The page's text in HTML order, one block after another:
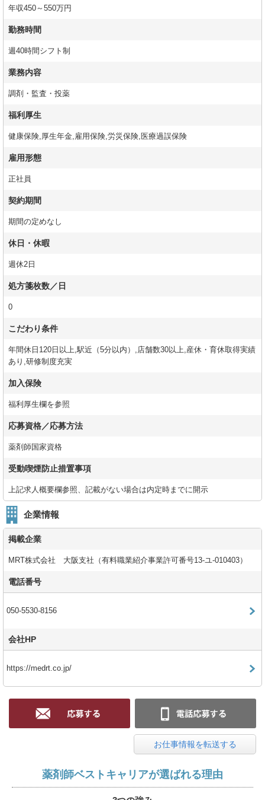
年収450～550万円
勤務時間
週40時間シフト制
業務内容
調剤・監査・投薬
福利厚生
健康保険,厚生年金,雇用保険,労災保険,医療過誤保険
雇用形態
正社員
契約期間
期間の定めなし
休日・休暇
週休2日
処方箋枚数／日
0
こだわり条件
年間休日120日以上,駅近（5分以内）,店舗数30以上,産休・育休取得実績
あり,研修制度充実
加入保険
福利厚生欄を参照
応募資格／応募方法
薬剤師国家資格
受動喫煙防止措置事項
上記求人概要欄参照、記載がない場合は内定時までに開示
企業情報
掲載企業
MRT株式会社 大阪支社（有料職業紹介事業許可番号13-ユ-010403）
電話番号
050-5530-8156
会社HP
https://medrt.co.jp/
お仕事情報を転送する
薬剤師ベストキャリアが選ばれる理由